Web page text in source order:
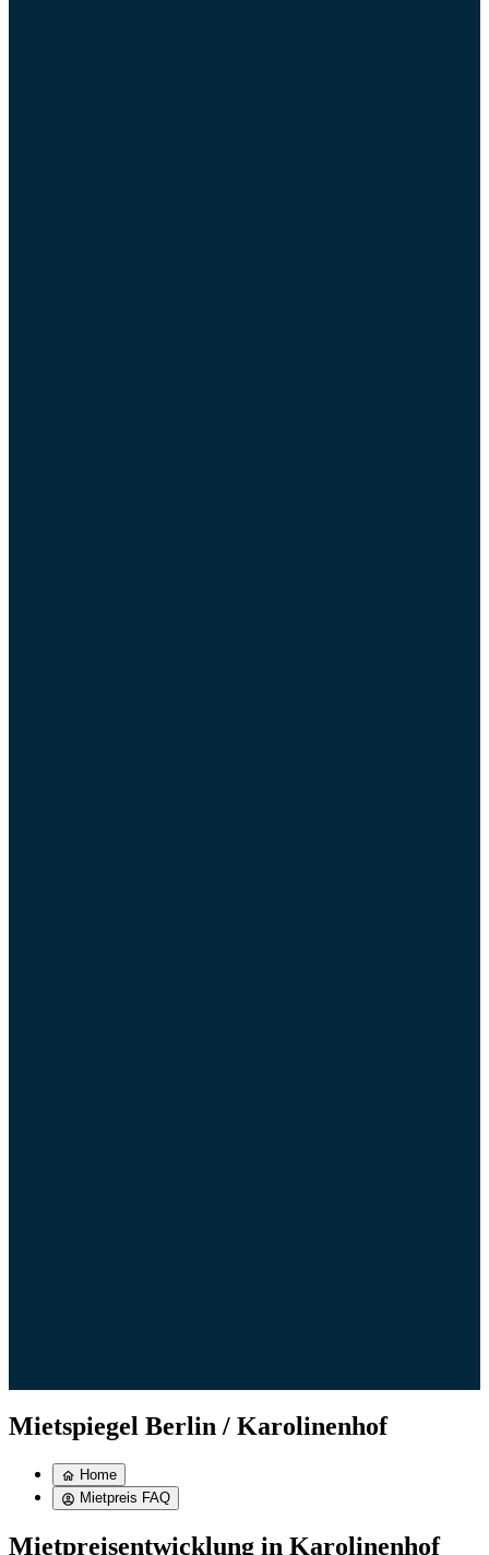
Mietspiegel Berlin / Karolinenhof
Home
Mietpreis FAQ
Mietpreisentwicklung in Karolinenhof